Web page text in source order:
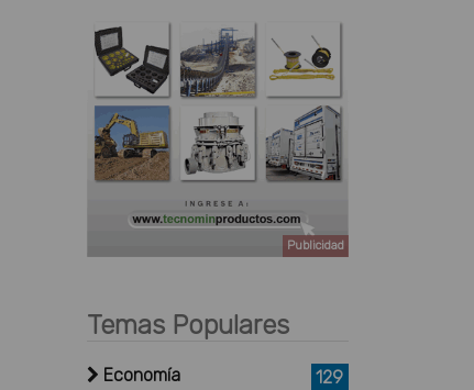
Publicidad
Temas Populares
Economía 129